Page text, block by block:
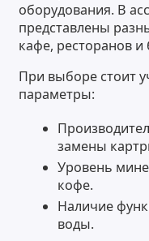
оборудования. В
представлены
кафе, ресторанов и
При выборе стоит
параметры:
замены
Уровень
кофе.
Наличие
воды.